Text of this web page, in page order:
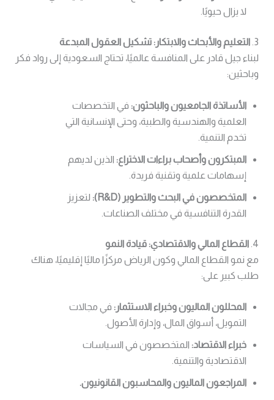
لا يزال حيويًا.
3. التعليم والأبحاث والابتكار: تشكيل العقول المبدعة
لبناء جيل قادر على المنافسة عالميًا، تحتاج السعودية إلى رواد فكر
وباحثين:
الأساتذة الجامعيون والباحثون: في التخصصات
العلمية والهندسية والطبية، وحتى الإنسانية التي
تخدم التنمية.
المبتكرون وأصحاب براءات الاختراع: الذين لديهم
إسهامات علمية وتقنية فريدة.
المتخصصون في البحث والتطوير (R&D):
لتعزيز
القدرة التنافسية في مختلف الصناعات.
4. القطاع المالي والاقتصادي: قيادة النمو
مع نمو القطاع المالي وكون الرياض مركزًا ماليًا إقليميًا، هناك
طلب كبير على:
المحللون الماليون وخبراء الاستثمار: في مجالات
التمويل، أسواق المال، وإدارة الأصول.
خبراء الاقتصاد: المتخصصون في السياسات
الاقتصادية والتنمية.
المراجعون الماليون والمحاسبون القانونيون.